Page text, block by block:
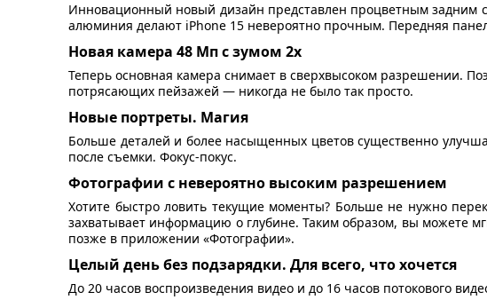
Инновационный новый дизайн представлен процветным задним
алюминия делают iPhone 15 невероятно прочным. Передняя
Новая камера 48 Мп с зумом 2x
Теперь основная камера снимает в сверхвысоком разрешении.
потрясающих пейзажей — никогда не было так просто.
Новые портреты. Магия
Больше деталей и более насыщенных цветов существенно
после съемки. Фокус-покус.
Фотографии с невероятно высоким разрешением
Хотите быстро ловить текущие моменты? Больше не нужно
захватывает информацию о глубине. Таким образом, вы можете
позже в приложении «Фотографии».
Целый день без подзарядки. Для всего, что хочется
До 20 часов воспроизведения видео и до 16 часов потокового